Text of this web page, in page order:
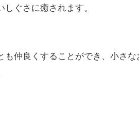
ぐさに癒されます。
も仲良くすることができ、小さ